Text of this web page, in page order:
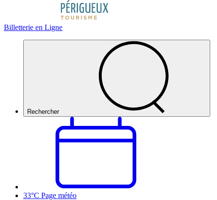
Billetterie en Ligne
Rechercher
33°C Page météo